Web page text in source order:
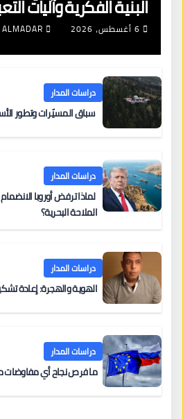
البنية الفكرية وآليات
6 أغسطس، 2026 ALMADAR
دراسات المدار
سباق المسيّرات وتطور
دراسات المدار
لماذا ترفض أوروبا
الملاحة البحرية؟
دراسات المدار
الهوية والهجرة: إعادة
دراسات المدار
ما فرص نجاح أي مفاوضات